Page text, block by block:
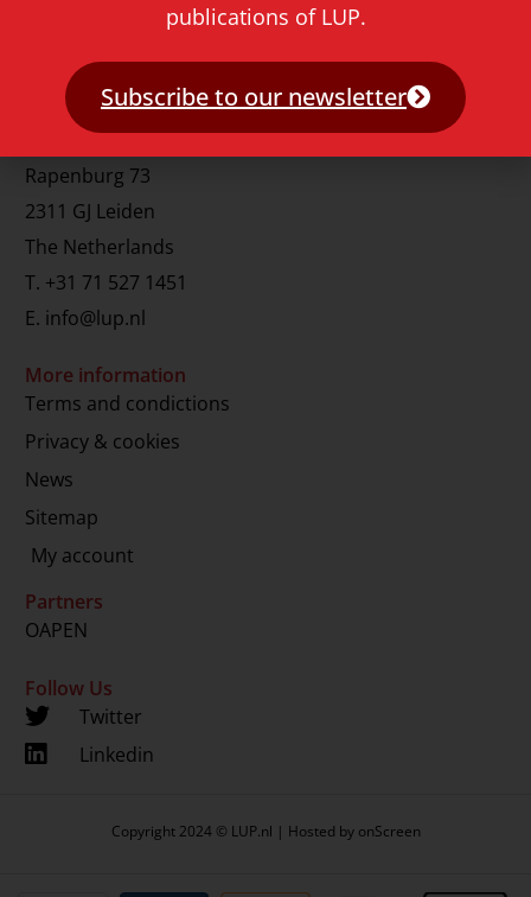
Rapenburg 73
2311 GJ Leiden
The Netherlands
T. +31 71 527 1451
E. info@lup.nl
More information
Terms and condictions
Privacy & cookies
News
Sitemap
My account
Partners
OAPEN
Follow Us
Twitter
Linkedin
Copyright 2024 © LUP.nl | Hosted by onScreen
publications of LUP.
Subscribe to our newsletter